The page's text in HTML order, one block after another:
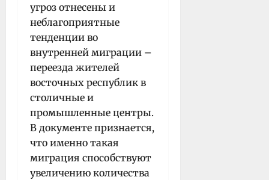
угроз отнесены и
неблагоприятные
тенденции во
внутренней миграции –
переезда жителей
восточных республик в
столичные и
промышленные центры.
В документе признается,
что именно такая
миграция способствуют
увеличению количества